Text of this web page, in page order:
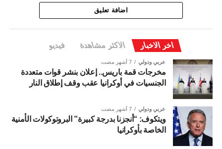
اضافة تعليق
اخر الاخبار الاكثر مشاهدة فيديو
عربي ودولي 7 أشهر مضت
مخرجات قمة باريس.. إعلان بنشر قوات متعددة
الجنسيات في أوكرانيا عقب وقف إطلاق النار
عربي ودولي 7 أشهر مضت
ويتكوف: “أنجزنا بدرجة كبيرة” البروتوكولات الأمنية
الخاصة بأوكرانيا